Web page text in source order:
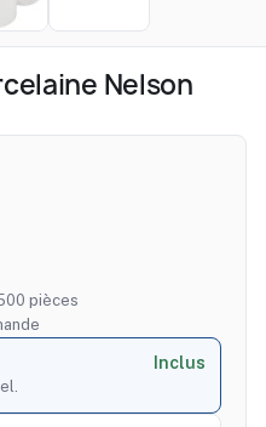
Nelson
pièces
Inclus